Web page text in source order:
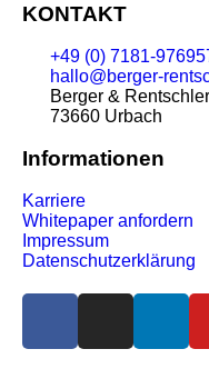
KONTAKT
+49 (0) 7181-
hallo@berger-
Berger &
73660 Urbach
Informationen
Karriere
Whitepaper anfordern
Impressum
Datenschutzerklärung